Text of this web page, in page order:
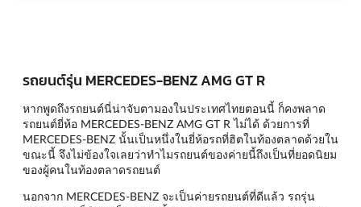
รถยนต์รุ่น MERCEDES-BENZ AMG GT R
หากพูดถึงรถยนต์นี่น่าจับตามองในประเทศไทยตอนนี้ ก็คงพลาด
รถยนต์ยี่ห้อ MERCEDES-BENZ AMG GT R ไม่ได้ ด้วยการที่
MERCEDES-BENZ นั้นเป็นหนึ่งในยี่ห้อรถที่ฮิตในท้องตลาดด้วยใน
ขณะนี้ จึงไม่ข้องใจเลยว่าทำไมรถยนต์ของค่ายนี้ถึงเป็นที่ยอดนิยม
ของผู้คนในท้องตลาดรถยนต์
นอกจาก MERCEDES-BENZ จะเป็นค่ายรถยนต์ที่ดีแล้ว รถรุ่น